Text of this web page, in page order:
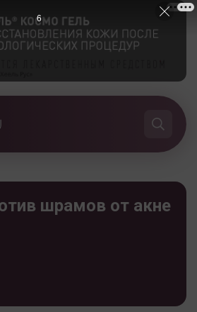
шрамов от акне
5